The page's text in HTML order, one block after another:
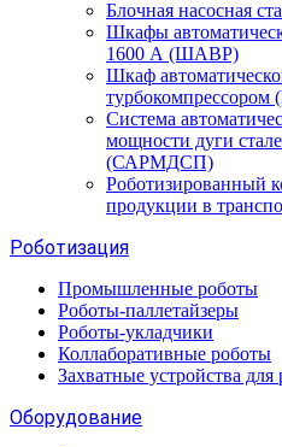
Блочная насосная
Шкафы
1600 А (ШАВР)
Шкаф
Система
мощности дуги
(САРМДСП)
Роботизированный
продукции в
Роботизация
Промышленные роботы
Роботы-паллетайзеры
Роботы-укладчики
Коллаборативные роботы
Захватные устройства для
Оборудование